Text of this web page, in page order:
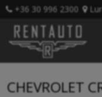
+36 30 996 2300
CHEVROLET